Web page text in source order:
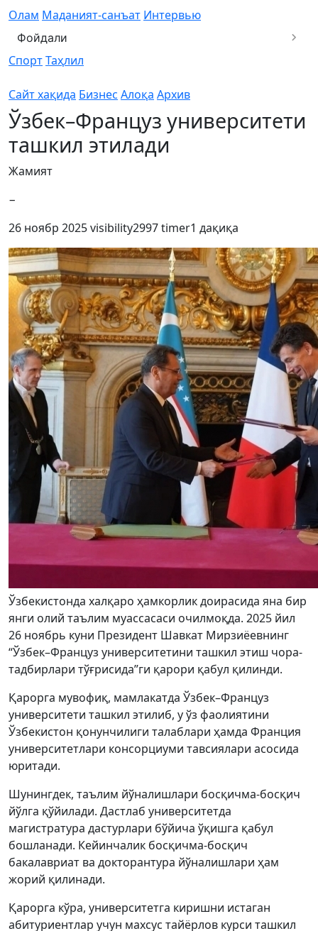
Олам Маданият-санъат Интервью
Фойдали
СпортТаҳлил
Сайт хақида Бизнес Алоқа Архив
Ўзбек–Француз университети
ташкил этилади
Жамият
−
26 ноябр 2025visibility2997timer1 дақиқа
Ўзбекистонда халқаро ҳамкорлик доирасида яна бир
янги олий таълим муассасаси очилмоқда. 2025 йил
26 ноябрь куни Президент Шавкат Мирзиёевнинг
“Ўзбек–Француз университетини ташкил этиш чора-
тадбирлари тўғрисида”ги қарори қабул қилинди.
Қарорга мувофиқ, мамлакатда Ўзбек–Француз
университети ташкил этилиб, у ўз фаолиятини
Ўзбекистон қонунчилиги талаблари ҳамда Франция
университетлари консорциуми тавсиялари асосида
юритади.
Шунингдек, таълим йўналишлари босқичма-босқич
йўлга қўйилади. Дастлаб университетда
магистратура дастурлари бўйича ўқишга қабул
бошланади. Кейинчалик босқичма-босқич
бакалавриат ва докторантура йўналишлари ҳам
жорий қилинади.
Қарорга кўра, университетга киришни истаган
абитуриентлар учун махсус тайёрлов курси ташкил